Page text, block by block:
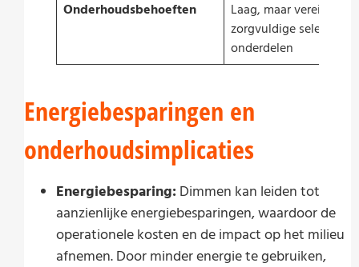
Onderhoudsbehoeften
Laag, maar vereist
zorgvuldige selectie
onderdelen
Energiebesparingen en
onderhoudsimplicaties
Energiebesparing: Dimmen kan leiden tot
aanzienlijke energiebesparingen, waardoor de
operationele kosten en de impact op het milieu
afnemen. Door minder energie te gebruiken,